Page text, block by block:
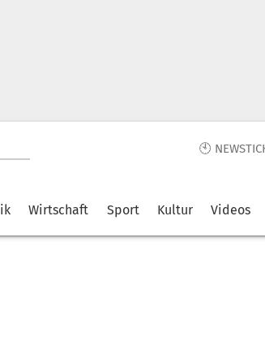
🕙
Wirtschaft Sport Kultur Videos